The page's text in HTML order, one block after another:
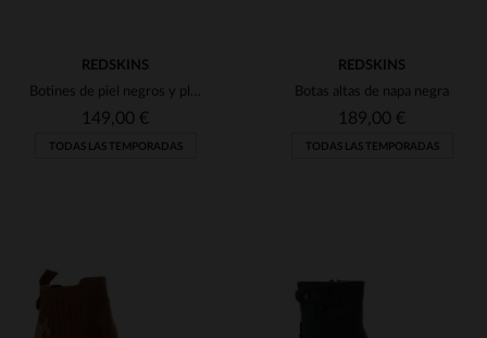
TALLAS DISPONIBLES
REDSKINS
Botines de piel negros y plateados para mujer.
149,00 €
TODAS LAS TEMPORADAS
REDSKINS
Botas altas de napa negra
189,00 €
TODAS LAS TEMPORADAS